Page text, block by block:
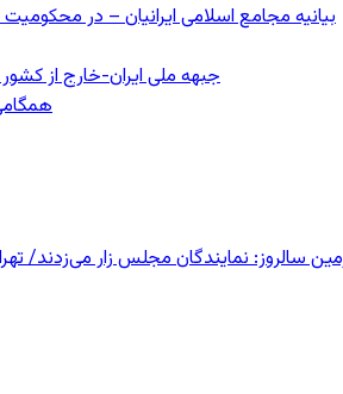
بیانیه مجامع اسلامی ایرانیان – در
جبهه ملی ایران-خارج از
مجلس زار می‌زدند/ تهران در آتش؛ ۳۰ تیر ۱۳۳۱ میدان